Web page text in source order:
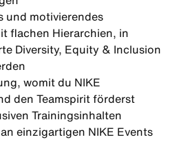
und motivierendes
flachen Hierarchien, in
Diversity, Equity & Inclusion
womit du NIKE
den Teamspirit förderst
Trainingsinhalten
einzigartigen NIKE Events